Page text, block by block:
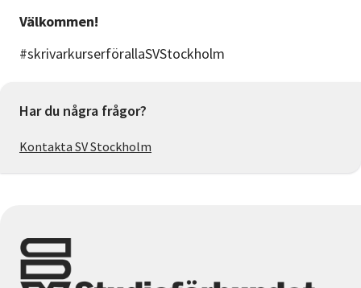
Välkommen!
#skrivarkurserförallaSVStockholm
Har du några frågor?
Kontakta SV Stockholm